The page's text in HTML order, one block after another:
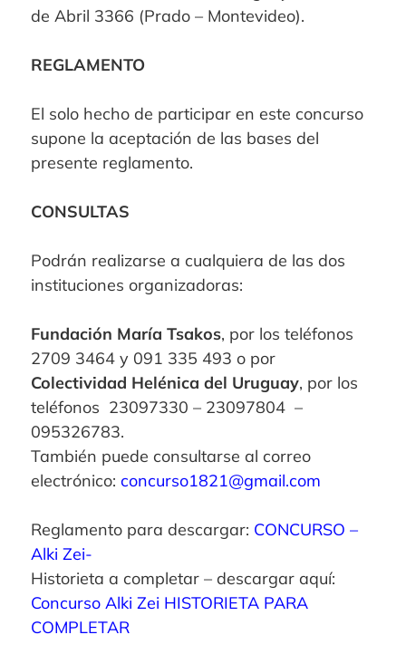
de Abril 3366 (Prado – Montevideo).
REGLAMENTO
El solo hecho de participar en este concurso
supone la aceptación de las bases del
presente reglamento.
CONSULTAS
Podrán realizarse a cualquiera de las dos
instituciones organizadoras:
Fundación María Tsakos, por los teléfonos
2709 3464 y 091 335 493 o por
Colectividad Helénica del Uruguay, por los
teléfonos 23097330 – 23097804 –
095326783.
También puede consultarse al correo
electrónico: concurso1821@gmail.com
Reglamento para descargar: CONCURSO –
Alki Zei-
Historieta a completar – descargar aquí:
Concurso Alki Zei HISTORIETA PARA
COMPLETAR